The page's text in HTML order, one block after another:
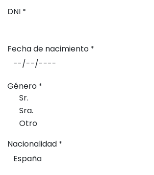
DNI *
Fecha de nacimiento *
Género *
Sr.
Sra.
Otro
Nacionalidad *